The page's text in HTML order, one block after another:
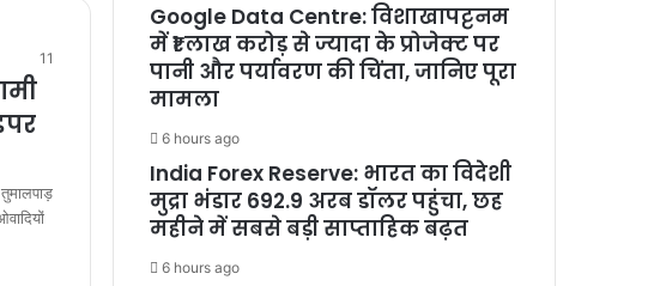
11
Google Data Centre: विशाखापट्टनम
में ₹1 लाख करोड़ से ज्यादा के प्रोजेक्ट पर
पानी और पर्यावरण की चिंता, जानिए पूरा
मामला
6 hours ago
India Forex Reserve: भारत का विदेशी
मुद्रा भंडार 692.9 अरब डॉलर पहुंचा, छह
महीने में सबसे बड़ी साप्ताहिक बढ़त
6 hours ago